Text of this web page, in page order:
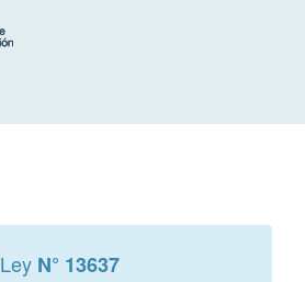
Ley N° 13637